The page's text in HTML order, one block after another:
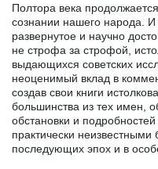
Полтора века
сознании нашего народа.
развернутое и научно
не строфа за строфой,
выдающихся советских
неоценимый вклад в
создав свои книги
большинства из тех имен,
обстановки и
практически неизвестными
последующих эпох и в